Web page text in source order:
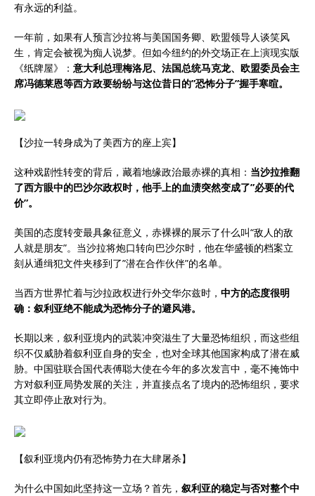
有永远的利益。
一年前，如果有人预言沙拉将与美国国务卿、欧盟领导人谈笑风
生，肯定会被视为痴人说梦。但如今纽约的外交场正在上演现实版
《纸牌屋》： 意大利总理梅洛尼、法国总统马克龙、欧盟委员会主
席冯德莱恩等西方政要纷纷与这位昔日的”恐怖分子”握手寒暄。
【沙拉一转身成为了美西方的座上宾】
这种戏剧性转变的背后，藏着地缘政治最赤裸的真相： 当沙拉推翻
了西方眼中的巴沙尔政权时，他手上的血渍突然变成了”必要的代
价”。
美国的态度转变最具象征意义，赤裸裸的展示了什么叫“敌人的敌
人就是朋友”。当沙拉将炮口转向巴沙尔时，他在华盛顿的档案立
刻从通缉犯文件夹移到了”潜在合作伙伴”的名单。
当西方世界忙着与沙拉政权进行外交华尔兹时， 中方的态度很明
确：叙利亚绝不能成为恐怖分子的避风港。
长期以来，叙利亚境内的武装冲突滋生了大量恐怖组织，而这些组
织不仅威胁着叙利亚自身的安全，也对全球其他国家构成了潜在威
胁。中国驻联合国代表傅聪大使在今年的多次发言中，毫不掩饰中
方对叙利亚局势发展的关注，并直接点名了境内的恐怖组织，要求
其立即停止敌对行为。
【叙利亚境内仍有恐怖势力在大肆屠杀】
为什么中国如此坚持这一立场？首先， 叙利亚的稳定与否对整个中